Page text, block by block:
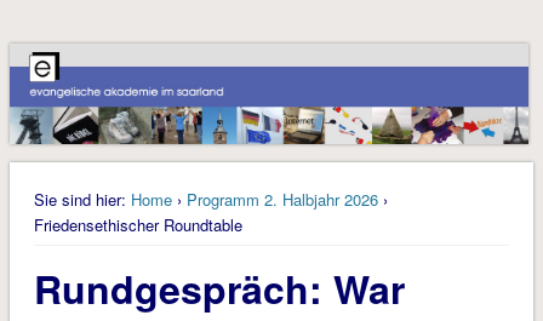
Sie sind hier: Home› Programm 2. Halbjahr 2026›
Friedensethischer Roundtable
Rundgespräch: War